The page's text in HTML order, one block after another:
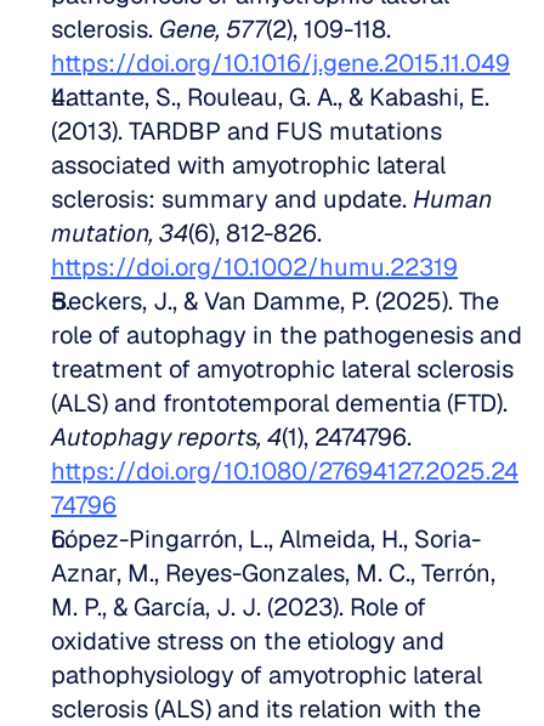
sclerosis. Gene, 577
https://doi.org/10.1016/j.gene.2015.11.049
Lattante, S., Rouleau, G. A., & Kabashi, E.
(2013). TARDBP and FUS mutations
associated with amyotrophic lateral
sclerosis: summary and update. Human
mutation, 34
https://doi.org/10.1002/humu.22319
Beckers, J., & Van Damme, P. (2025). The
role of autophagy in the pathogenesis and
treatment of amyotrophic lateral sclerosis
Autophagy reports, 4
https://doi.org/10.1080/27694127.2025.24
74796
López-Pingarrón, L., Almeida, H., Soria-
Aznar, M., Reyes-Gonzales, M. C., Terrón,
M. P., & García, J. J. (2023). Role of
oxidative stress on the etiology and
pathophysiology of amyotrophic lateral
sclerosis (ALS) and its relation with the